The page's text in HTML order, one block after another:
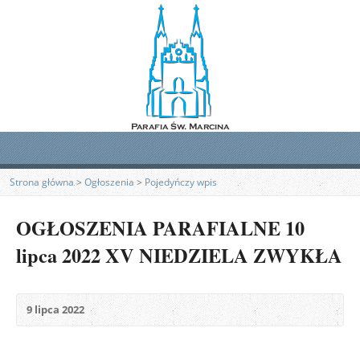
Strona główna> Ogłoszenia>Pojedyńczy wpis
OGŁOSZENIA PARAFIALNE 10
lipca 2022 XV NIEDZIELA ZWYKŁA
9 lipca 2022